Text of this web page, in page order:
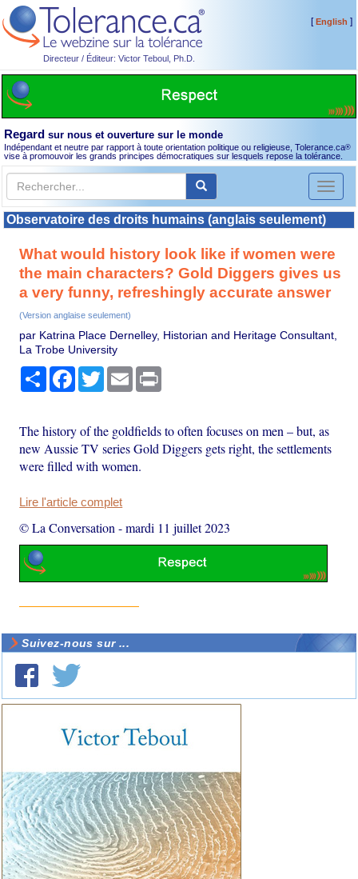
Directeur / Éditeur: Victor Teboul, Ph.D.
[English ]
Regard sur nous et ouverture sur le monde
Indépendant et neutre par rapport à toute orientation politique ou religieuse, Tolerance.ca®
vise à promouvoir les grands principes démocratiques sur lesquels repose la tolérance.
Toggle
Observatoire des droits humains (anglais seulement)
What would history look like if women were
the main characters? Gold Diggers gives us
a very funny, refreshingly accurate answer
(Version anglaise seulement)
par Katrina Place Dernelley, Historian and Heritage Consultant,
La Trobe University
PartagerFacebook
TwitterEmail
The history of the goldfields to often focuses on men – but, as
new Aussie TV series Gold Diggers gets right, the settlements
were filled with women.
Lire l'article complet
© La Conversation -mardi 11 juillet 2023
Suivez-nous sur ...